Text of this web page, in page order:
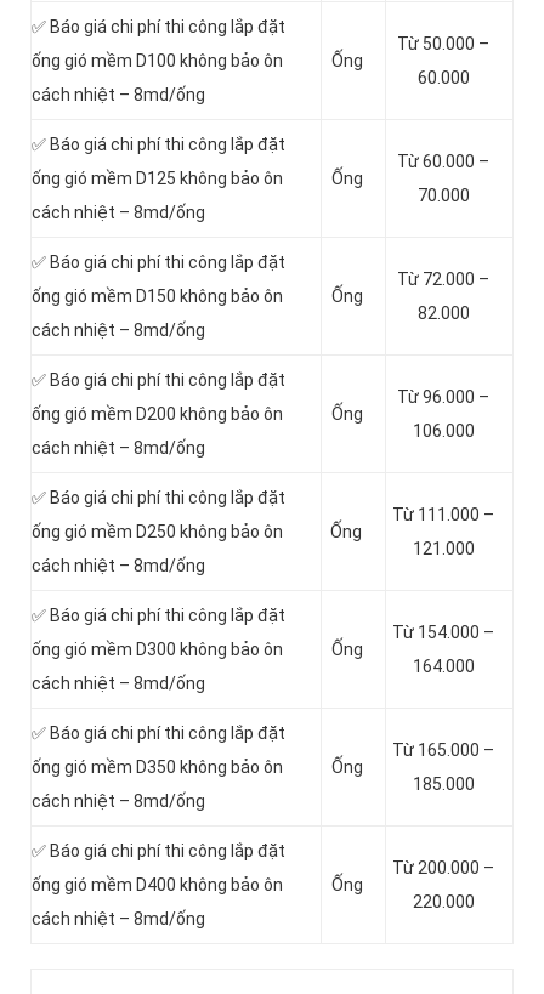
✅ Báo giá chi phí thi công lắp đặt
ống gió mềm D100 không bảo ôn
cách nhiệt – 8md/ống
Ống
Từ 50.000 –
60.000
✅ Báo giá chi phí thi công lắp đặt
ống gió mềm D125 không bảo ôn
cách nhiệt – 8md/ống
Ống
Từ 60.000 –
70.000
✅ Báo giá chi phí thi công lắp đặt
ống gió mềm D150 không bảo ôn
cách nhiệt – 8md/ống
Ống
Từ 72.000 –
82.000
✅ Báo giá chi phí thi công lắp đặt
ống gió mềm D200 không bảo ôn
cách nhiệt – 8md/ống
Ống
Từ 96.000 –
106.000
✅ Báo giá chi phí thi công lắp đặt
ống gió mềm D250 không bảo ôn
cách nhiệt – 8md/ống
Ống
Từ 111.000 –
121.000
✅ Báo giá chi phí thi công lắp đặt
ống gió mềm D300 không bảo ôn
cách nhiệt – 8md/ống
Ống
Từ 154.000 –
164.000
✅ Báo giá chi phí thi công lắp đặt
ống gió mềm D350 không bảo ôn
cách nhiệt – 8md/ống
Ống
Từ 165.000 –
185.000
✅ Báo giá chi phí thi công lắp đặt
ống gió mềm D400 không bảo ôn
cách nhiệt – 8md/ống
Ống
Từ 200.000 –
220.000